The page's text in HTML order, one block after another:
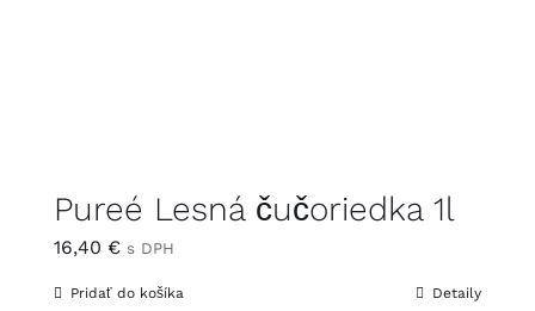
Pureé Lesná čučoriedka 1l
16,40 € s DPH
Pridať do košíka Detaily